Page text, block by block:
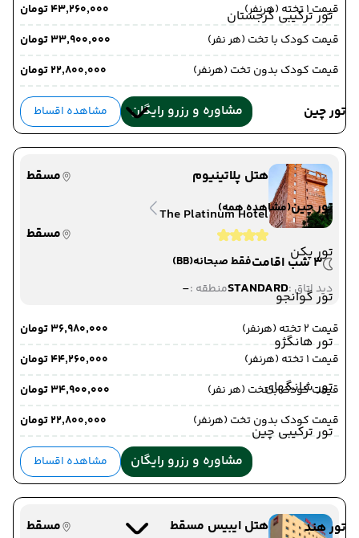
تور ترکیبی گرجستان
تور چین
تور چین(مشاهده همه)
تور پکن
تور گوانجو
تور هانگژو
تور شانگهای
تور ترکیبی چین
تور هند
قیمت 1 تخته (هرنفر)
۴۳٬۲۶۰٬۰۰۰ تومان
قیمت کودک با تخت (هر نفر)
۳۳٬۹۰۰٬۰۰۰ تومان
قیمت کودک بدون تخت (هرنفر)
۲۲٬۸۰۰٬۰۰۰ تومان
مشاوره و رزرو رایگان مشاهده اقساط
هتل پلاتینیوم
مسقط
The Platinum Hotel
مسقط
3 شب اقامت
فقط صبحانه(BB)
دید اتاق :STANDARDمنطقه :-
قیمت 2 تخته (هرنفر)
۳۶٬۹۸۰٬۰۰۰ تومان
قیمت 1 تخته (هرنفر)
۴۴٬۲۶۰٬۰۰۰ تومان
قیمت کودک با تخت (هر نفر)
۳۴٬۹۰۰٬۰۰۰ تومان
قیمت کودک بدون تخت (هرنفر)
۲۲٬۸۰۰٬۰۰۰ تومان
مشاوره و رزرو رایگان مشاهده اقساط
هتل ایبیس مسقط مسقط